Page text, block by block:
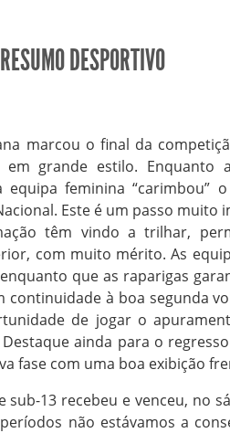
DESPORTIVO
marcou o final da
em grande estilo. Enquanto
equipa feminina “carimbou”
Este é um passo
têm vindo a trilhar,
com muito mérito. As
que as raparigas
continuidade à boa segunda
de jogar o
ainda para o
fase com uma boa exibição
sub-13 recebeu e venceu, no
não estávamos a